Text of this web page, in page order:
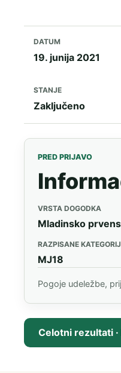
DATUM
19. junija 2021
STANJE
Zaključeno
PRED PRIJAVO
VRSTA DOGODKA
Mladinsko
RAZPISANE
MJ18
Pogoje udeležbe,
Celotni rezultati